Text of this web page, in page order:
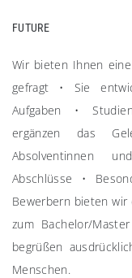
FUTURE
Wir bieten Ihnen
gefragt • Sie
Aufgaben •
ergänzen das
Absolventinnen
Abschlüsse •
Bewerbern bieten wir
zum Bachelor/
begrüßen
Menschen.